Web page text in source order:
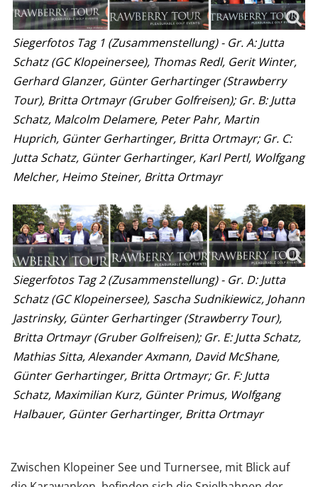
Siegerfotos Tag 1 (Zusammenstellung) - Gr. A: Jutta
Schatz (GC Klopeinersee), Thomas Redl, Gerit Winter,
Gerhard Glanzer, Günter Gerhartinger (Strawberry
Tour), Britta Ortmayr (Gruber Golfreisen); Gr. B: Jutta
Schatz, Malcolm Delamere, Peter Pahr, Martin
Huprich, Günter Gerhartinger, Britta Ortmayr; Gr. C:
Jutta Schatz, Günter Gerhartinger, Karl Pertl, Wolfgang
Melcher, Heimo Steiner, Britta Ortmayr
Siegerfotos Tag 2 (Zusammenstellung) - Gr. D: Jutta
Schatz (GC Klopeinersee), Sascha Sudnikiewicz, Johann
Jastrinsky, Günter Gerhartinger (Strawberry Tour),
Britta Ortmayr (Gruber Golfreisen); Gr. E: Jutta Schatz,
Mathias Sitta, Alexander Axmann, David McShane,
Günter Gerhartinger, Britta Ortmayr; Gr. F: Jutta
Schatz, Maximilian Kurz, Günter Primus, Wolfgang
Halbauer, Günter Gerhartinger, Britta Ortmayr
Zwischen Klopeiner See und Turnersee, mit Blick auf